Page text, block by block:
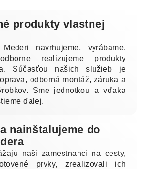
produkty vlastnej
navrhujeme, vyrábame,
realizujeme produkty
Súčasťou našich služieb je
odborná montáž, záruka a
Sme jednotkou a vďaka
ďalej.
nainštalujeme do
naši zamestnanci na cesty,
prvky, zrealizovali ich